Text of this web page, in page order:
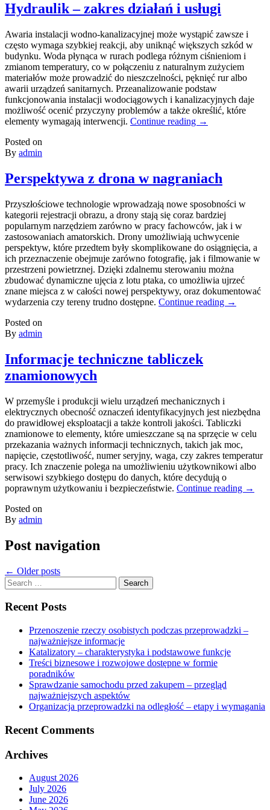
Hydraulik – zakres działań i usługi
Awaria instalacji wodno-kanalizacyjnej może wystąpić zawsze i
często wymaga szybkiej reakcji, aby uniknąć większych szkód w
budynku. Woda płynąca w rurach podlega różnym ciśnieniom i
zmianom temperatury, co w połączeniu z naturalnym zużyciem
materiałów może prowadzić do nieszczelności, pęknięć rur albo
awarii urządzeń sanitarnych. Przeanalizowanie podstaw
funkcjonowania instalacji wodociągowych i kanalizacyjnych daje
możliwość ocenić przyczyny problemów a także określić, które
elementy wymagają interwencji. Continue reading →
Posted on
By admin
Perspektywa z drona w nagraniach
Przyszłościowe technologie wprowadzają nowe sposobności w
kategorii rejestracji obrazu, a drony stają się coraz bardziej
popularnym narzędziem zarówno w pracy fachowców, jak i w
zastosowaniach amatorskich. Drony umożliwiają uchwycenie
perspektyw, które przedtem były skomplikowane do osiągnięcia, a
ich przeznaczenie obejmuje zarówno fotografię, jak i filmowanie w
przestrzeni powietrznej. Dzięki zdalnemu sterowaniu można
zbudować dynamiczne ujęcia z lotu ptaka, co umożliwia ujrzeć
znane miejsca z w całości nowej perspektywy, oraz dokumentować
wydarzenia czy tereny trudno dostępne. Continue reading →
Posted on
By admin
Informacje techniczne tabliczek
znamionowych
W przemyśle i produkcji wielu urządzeń mechanicznych i
elektrycznych obecność oznaczeń identyfikacyjnych jest niezbędna
do prawidłowej eksploatacji a także kontroli jakości. Tabliczki
znamionowe to elementy, które umieszczane są na sprzęcie w celu
przekazania ważnych informacji technicznych, takich jak moc,
napięcie, częstotliwość, numer seryjny, waga, czy zakres temperatur
pracy. Ich znaczenie polega na umożliwieniu użytkownikowi albo
serwisowi szybkiego dostępu do danych, które decydują o
poprawnym użytkowaniu i bezpieczeństwie. Continue reading →
Posted on
By admin
Post navigation
← Older posts
Search
for:
Recent Posts
Przenoszenie rzeczy osobistych podczas przeprowadzki –
najważniejsze informacje
Katalizatory – charakterystyka i podstawowe funkcje
Treści biznesowe i rozwojowe dostępne w formie
poradników
Sprawdzanie samochodu przed zakupem – przegląd
najważniejszych aspektów
Organizacja przeprowadzki na odległość – etapy i wymagania
Recent Comments
Archives
August 2026
July 2026
June 2026